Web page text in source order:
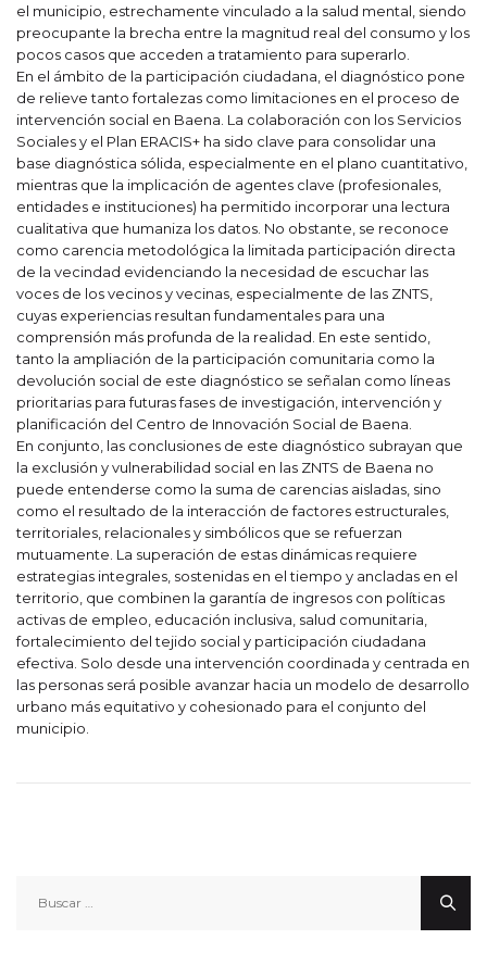
el municipio, estrechamente vinculado a la salud mental, siendo
preocupante la brecha entre la magnitud real del consumo y los
pocos casos que acceden a tratamiento para superarlo.
En el ámbito de la participación ciudadana, el diagnóstico pone
de relieve tanto fortalezas como limitaciones en el proceso de
intervención social en Baena. La colaboración con los Servicios
Sociales y el Plan ERACIS+ ha sido clave para consolidar una
base diagnóstica sólida, especialmente en el plano cuantitativo,
mientras que la implicación de agentes clave (profesionales,
entidades e instituciones) ha permitido incorporar una lectura
cualitativa que humaniza los datos. No obstante, se reconoce
como carencia metodológica la limitada participación directa
de la vecindad evidenciando la necesidad de escuchar las
voces de los vecinos y vecinas, especialmente de las ZNTS,
cuyas experiencias resultan fundamentales para una
comprensión más profunda de la realidad. En este sentido,
tanto la ampliación de la participación comunitaria como la
devolución social de este diagnóstico se señalan como líneas
prioritarias para futuras fases de investigación, intervención y
planificación del Centro de Innovación Social de Baena.
En conjunto, las conclusiones de este diagnóstico subrayan que
la exclusión y vulnerabilidad social en las ZNTS de Baena no
puede entenderse como la suma de carencias aisladas, sino
como el resultado de la interacción de factores estructurales,
territoriales, relacionales y simbólicos que se refuerzan
mutuamente. La superación de estas dinámicas requiere
estrategias integrales, sostenidas en el tiempo y ancladas en el
territorio, que combinen la garantía de ingresos con políticas
activas de empleo, educación inclusiva, salud comunitaria,
fortalecimiento del tejido social y participación ciudadana
efectiva. Solo desde una intervención coordinada y centrada en
las personas será posible avanzar hacia un modelo de desarrollo
urbano más equitativo y cohesionado para el conjunto del
municipio.